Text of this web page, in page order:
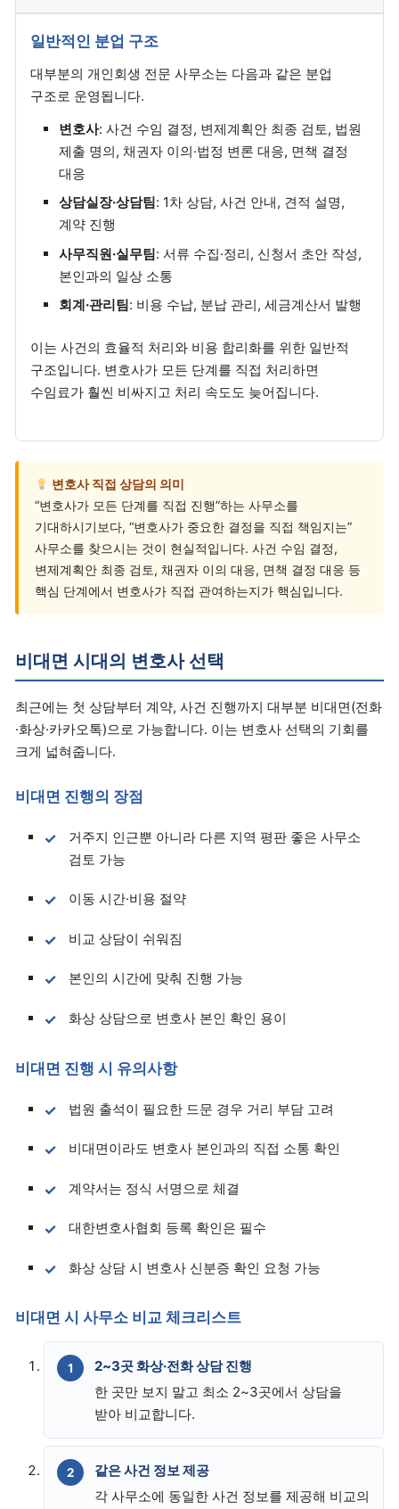
일반적인 분업 구조
대부분의 개인회생 전문 사무소는 다음과 같은 분업
구조로 운영됩니다.
변호사: 사건 수임 결정, 변제계획안 최종 검토, 법원
제출 명의, 채권자 이의·법정 변론 대응, 면책 결정
대응
상담실장·상담팀: 1차 상담, 사건 안내, 견적 설명,
계약 진행
사무직원·실무팀: 서류 수집·정리, 신청서 초안 작성,
본인과의 일상 소통
회계·관리팀: 비용 수납, 분납 관리, 세금계산서 발행
이는 사건의 효율적 처리와 비용 합리화를 위한 일반적
구조입니다. 변호사가 모든 단계를 직접 처리하면
수임료가 훨씬 비싸지고 처리 속도도 늦어집니다.
변호사 직접 상담의 의미
“변호사가 모든 단계를 직접 진행”하는 사무소를
기대하시기보다, “변호사가 중요한 결정을 직접 책임지는”
사무소를 찾으시는 것이 현실적입니다. 사건 수임 결정,
변제계획안 최종 검토, 채권자 이의 대응, 면책 결정 대응 등
핵심 단계에서 변호사가 직접 관여하는지가 핵심입니다.
비대면 시대의 변호사 선택
최근에는 첫 상담부터 계약, 사건 진행까지 대부분 비대면(전화
·화상·카카오톡)으로 가능합니다. 이는 변호사 선택의 기회를
크게 넓혀줍니다.
비대면 진행의 장점
거주지 인근뿐 아니라 다른 지역 평판 좋은 사무소
검토 가능
이동 시간·비용 절약
비교 상담이 쉬워짐
본인의 시간에 맞춰 진행 가능
화상 상담으로 변호사 본인 확인 용이
비대면 진행 시 유의사항
법원 출석이 필요한 드문 경우 거리 부담 고려
비대면이라도 변호사 본인과의 직접 소통 확인
계약서는 정식 서명으로 체결
대한변호사협회 등록 확인은 필수
화상 상담 시 변호사 신분증 확인 요청 가능
비대면 시 사무소 비교 체크리스트
2~3곳 화상·전화 상담 진행
한 곳만 보지 말고 최소 2~3곳에서 상담을
받아 비교합니다.
같은 사건 정보 제공
각 사무소에 동일한 사건 정보를 제공해 비교의